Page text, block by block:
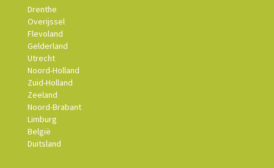
Drenthe
Overijssel
Flevoland
Gelderland
Utrecht
Noord-Holland
Zuid-Holland
Zeeland
Noord-Brabant
Limburg
België
Duitsland